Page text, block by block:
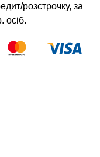
розстрочку, за
осіб.